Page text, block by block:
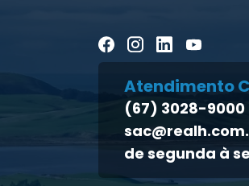
Atendimento
(67) 3028-9000
de segunda à